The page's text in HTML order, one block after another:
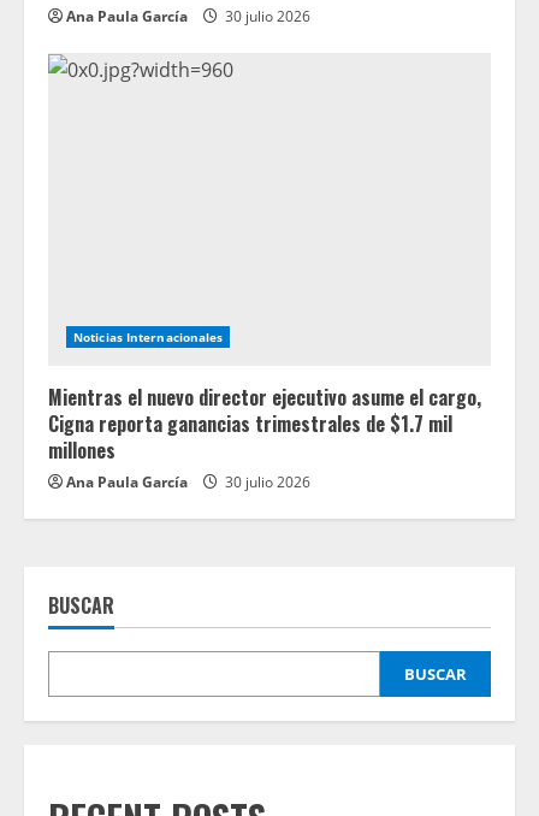
Ana Paula García 30 julio 2026
Noticias Internacionales
Mientras el nuevo director ejecutivo asume el cargo,
Cigna reporta ganancias trimestrales de $1.7 mil
millones
Ana Paula García 30 julio 2026
BUSCAR
BUSCAR